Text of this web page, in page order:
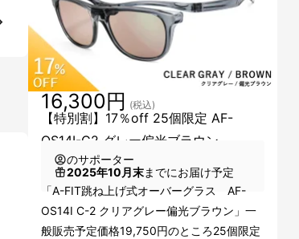
【特別割】17％off 25個限定 AF-
OS14I-C2 グレー偏光ブラウン
16,300円 (税込)
のサポーター
2025年10月末までにお届け予定
「A-FIT跳ね上げ式オーバーグラス AF-
OS14I C-2 クリアグレー偏光ブラウン」一
般販売予定価格19,750円のところ25個限定